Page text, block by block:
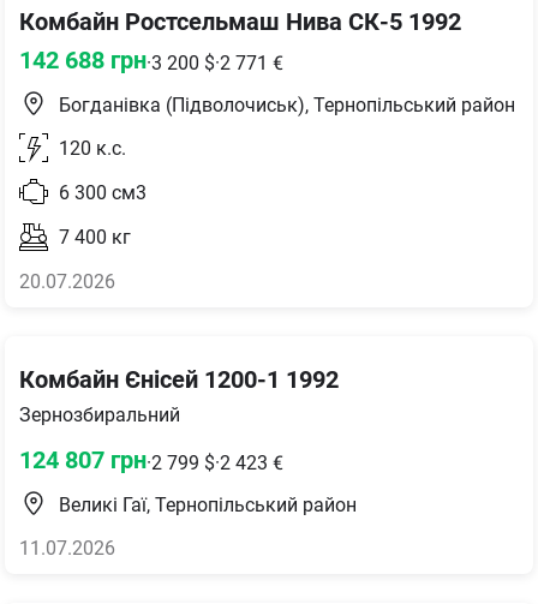
Комбайн Ростсельмаш Нива СК-5 1992
142 688 грн·3 200 $·2 771 €
Богданівка (Підволочиськ), Тернопільський район
120 к.с.
6 300 см3
7 400 кг
20.07.2026
Комбайн Єнісей 1200-1 1992
Зернозбиральний
124 807 грн·2 799 $·2 423 €
Великі Гаї, Тернопільський район
11.07.2026